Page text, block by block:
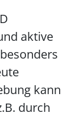
aktive
kann
durch